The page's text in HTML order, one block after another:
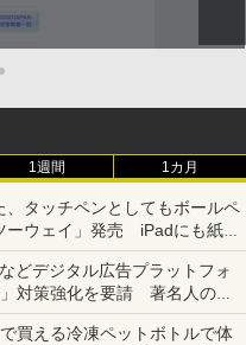
1週間 1カ月
タッチペンとしてもボールペ
ーウェイ」発売 iPadにも紙に
どデジタル広告プラットフォ
対策強化を要請 著名人の写
の対策として
買える冷凍ペットボトルで体